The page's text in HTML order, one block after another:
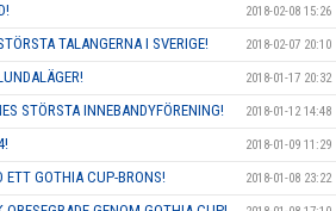
2018-02-08 15:26
TALANGERNA I SVERIGE! 2018-02-07 20:10
2018-01-17 20:32
STÖRSTA INNEBANDYFÖRENING! 2018-01-12 14:48
2018-01-09 11:29
ETT GOTHIA CUP-BRONS! 2018-01-08 23:22